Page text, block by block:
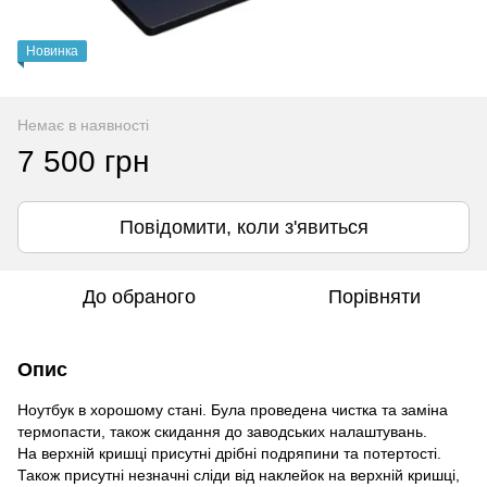
Новинка
Немає в наявності
7 500 грн
Повідомити, коли з'явиться
До обраного Порівняти
Опис
Ноутбук в хорошому стані. Була проведена чистка та заміна
термопасти, також скидання до заводських налаштувань.
На верхній кришці присутні дрібні подряпини та потертості.
Також присутні незначні сліди від наклейок на верхній кришці,